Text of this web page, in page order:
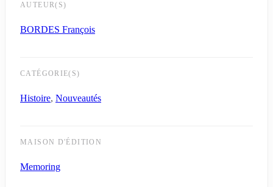
AUTEUR(S)
BORDES François
CATÉGORIE(S)
Histoire, Nouveautés
MAISON D'ÉDITION
Memoring